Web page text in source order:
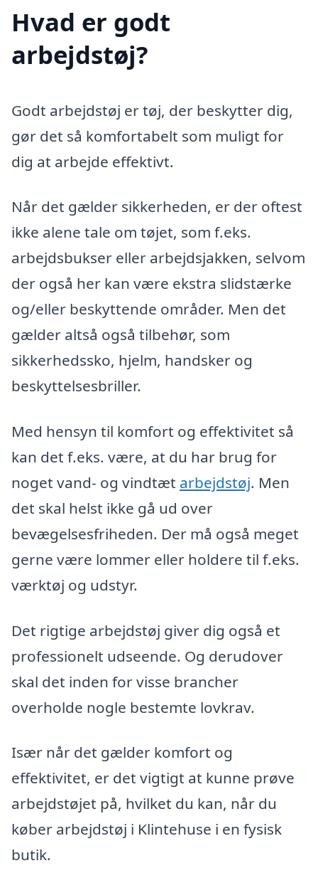
Hvad er godt
arbejdstøj?
Godt arbejdstøj er tøj, der beskytter dig,
gør det så komfortabelt som muligt for
dig at arbejde effektivt.
Når det gælder sikkerheden, er der oftest
ikke alene tale om tøjet, som f.eks.
arbejdsbukser eller arbejdsjakken, selvom
der også her kan være ekstra slidstærke
og/eller beskyttende områder. Men det
gælder altså også tilbehør, som
sikkerhedssko, hjelm, handsker og
beskyttelsesbriller.
Med hensyn til komfort og effektivitet så
kan det f.eks. være, at du har brug for
noget vand- og vindtæt arbejdstøj. Men
det skal helst ikke gå ud over
bevægelsesfriheden. Der må også meget
gerne være lommer eller holdere til f.eks.
værktøj og udstyr.
Det rigtige arbejdstøj giver dig også et
professionelt udseende. Og derudover
skal det inden for visse brancher
overholde nogle bestemte lovkrav.
Især når det gælder komfort og
effektivitet, er det vigtigt at kunne prøve
arbejdstøjet på, hvilket du kan, når du
køber arbejdstøj i Klintehuse i en fysisk
butik.